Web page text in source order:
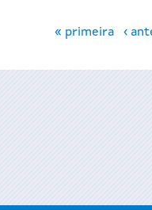
« primeira ‹